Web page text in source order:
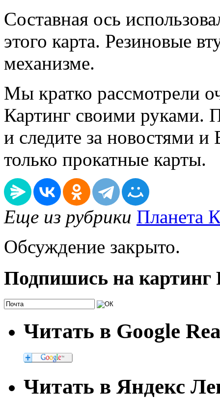
Составная ось
этого карта. Резиновые
механизме.
Мы кратко рассмотрели
Картинг своими руками.
и следите за новостями и
только прокатные карты.
Еще из рубрики Планета
Обсуждение закрыто.
Подпишись на картинг
Читать в Google
Читать в Яндекс